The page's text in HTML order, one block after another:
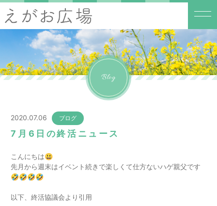
Blog
2020.07.06 ブログ
7月6日の終活ニュース
こんにちは😃
先月から週末はイベント続きで楽しくて仕方ないハゲ親父です
🤣🤣🤣🤣
以下、終活協議会より引用